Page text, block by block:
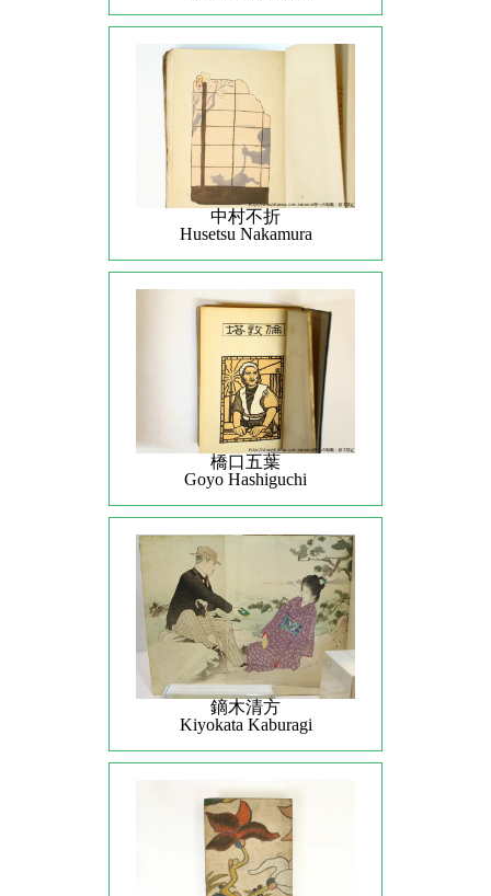
中村不折
Husetsu Nakamura
橋口五葉
Goyo Hashiguchi
鏑木清方
Kiyokata Kaburagi